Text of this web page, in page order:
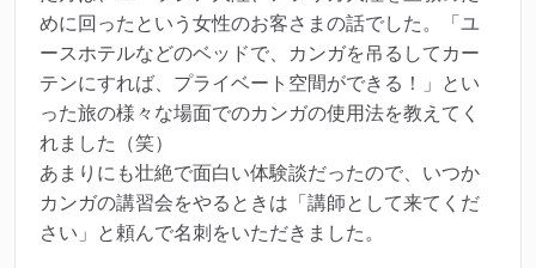
めに回ったという女性のお客さまの話でした。「ユ
ースホテルなどのベッドで、カンガを吊るしてカー
テンにすれば、プライベート空間ができる！」とい
った旅の様々な場面でのカンガの使用法を教えてく
れました（笑）
あまりにも壮絶で面白い体験談だったので、いつか
カンガの講習会をやるときは「講師として来てくだ
さい」と頼んで名刺をいただきました。